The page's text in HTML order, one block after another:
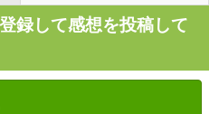
録して感想を投稿して